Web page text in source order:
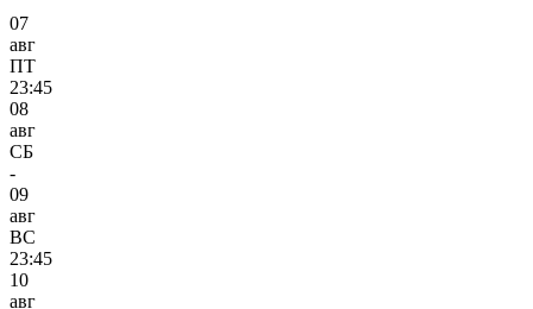
07
авг
ПТ
23:45
08
авг
СБ
-
09
авг
ВС
23:45
10
авг